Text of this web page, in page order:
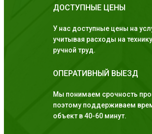
ДОСТУПНЫЕ ЦЕНЫ
У нас доступные цены на
учитывая расходы на
ручной труд.
ОПЕРАТИВНЫЙ ВЫЕЗД
Мы понимаем срочность
поэтому поддерживаем
объект в 40-60 минут.